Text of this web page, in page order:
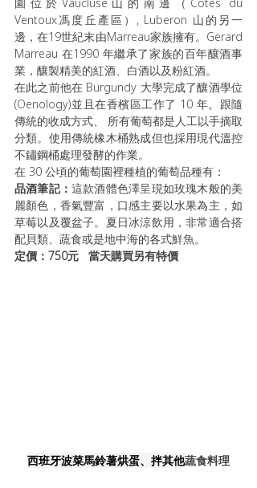
園位於Vaucluse山的南邊（Cotes du
Ventoux馮度丘產區）, Luberon 山的另一
邊，在19世紀末由Marreau家族擁有。Gerard
Marreau 在1990 年繼承了家族的百年釀酒事
業，釀製精美的紅酒、白酒以及粉紅酒。
在此之前他在 Burgundy 大學完成了釀酒學位
(Oenology)並且在香檳區工作了 10 年。跟隨
傳統的收成方式、 所有葡萄都是人工以手摘取
分類。使用傳統橡木桶熟成但也採用現代溫控
不鏽鋼桶處理發酵的作業。
在 30 公頃的葡萄園裡種植的葡萄品種有：
品酒筆記：這款酒體色澤呈現如玫瑰木般的美
麗顏色，香氣豐富，口感主要以水果為主，如
草莓以及覆盆子。夏日冰涼飲用，非常適合搭
配貝類、蔬食或是地中海的各式鮮魚。
定價：750元   當天購買另有特價
西班牙波菜馬鈴薯烘蛋、拌其他蔬食料理